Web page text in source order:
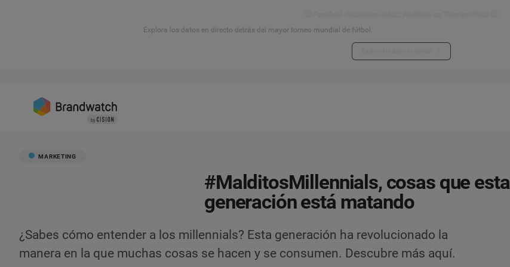
Explora los datos en directo detrás del mayor torneo mundial de fútbol.
MARKETING
#MalditosMillennials, cosas que esta
generación está matando
¿Sabes cómo entender a los millennials? Esta generación ha revolucionado la
manera en la que muchas cosas se hacen y se consumen. Descubre más aquí.